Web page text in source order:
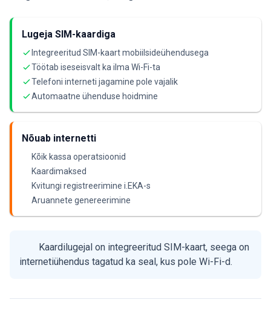
Lugeja SIM-kaardiga
Integreeritud SIM-kaart mobiilsideühendusega
Töötab iseseisvalt ka ilma Wi-Fi-ta
Telefoni interneti jagamine pole vajalik
Automaatne ühenduse hoidmine
Nõuab internetti
Kõik kassa operatsioonid
Kaardimaksed
Kvitungi registreerimine i.EKA-s
Aruannete genereerimine
Kaardilugejal on integreeritud SIM-kaart, seega on
internetiühendus tagatud ka seal, kus pole Wi-Fi-d.